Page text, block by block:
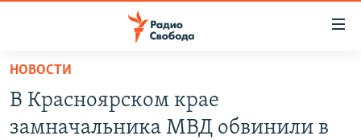
упрощенного
доступа
ПОДКАСТЫ
НОВОСТИ
В Красноярском крае
замначальника МВД обвинили в